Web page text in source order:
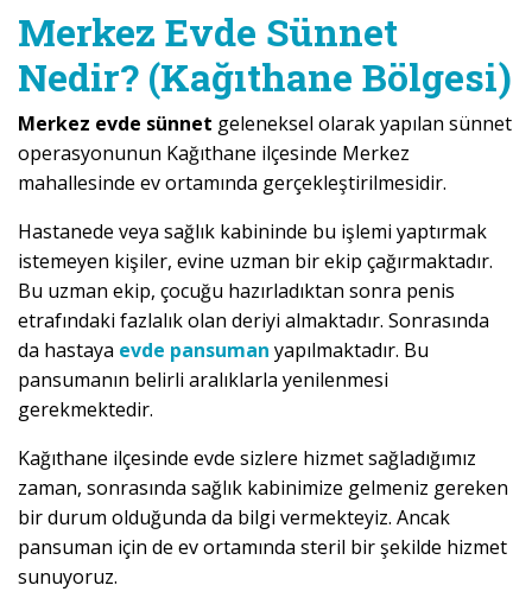
Merkez Evde Sünnet
Nedir? (Kağıthane Bölgesi)
Merkez evde sünnet geleneksel olarak yapılan sünnet
operasyonunun Kağıthane ilçesinde Merkez
mahallesinde ev ortamında gerçekleştirilmesidir.
Hastanede veya sağlık kabininde bu işlemi yaptırmak
istemeyen kişiler, evine uzman bir ekip çağırmaktadır.
Bu uzman ekip, çocuğu hazırladıktan sonra penis
etrafındaki fazlalık olan deriyi almaktadır. Sonrasında
da hastaya evde pansuman yapılmaktadır. Bu
pansumanın belirli aralıklarla yenilenmesi
gerekmektedir.
Kağıthane ilçesinde evde sizlere hizmet sağladığımız
zaman, sonrasında sağlık kabinimize gelmeniz gereken
bir durum olduğunda da bilgi vermekteyiz. Ancak
pansuman için de ev ortamında steril bir şekilde hizmet
sunuyoruz.